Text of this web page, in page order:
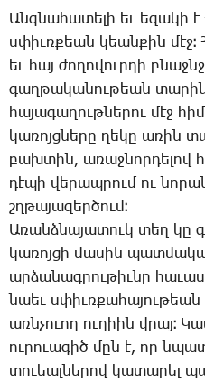
Անգ­նա­հա­տե­լի եւ ե­զա­կի
սփիւռ­քեան կեան­քին
եւ հայ ժո­ղո­վուր­դի
գաղ­թա­կա­նու­թեան
հա­յա­գա­ղութ­նե­րու մէջ
կա­ռոյց­նե­րը ղե­կը ա­ռին
բախ­տին, ա­ռաջ­նոր­դե­լով
դէ­պի վե­րապ­րում ու
շղթա­յա­զեր­ծում։
Ա­ռանձ­նա­յա­տուկ տեղ կը
կա­ռոյ­ցի մա­սին
ար­ձա­նագ­րու­թիւ­նը
նաեւ
առն­չո­ւող ու­ղիին վրայ։
ու­րո­ւա­գիծ մըն է, որ
տո­ւեալ­նե­րով կա­տա­րել